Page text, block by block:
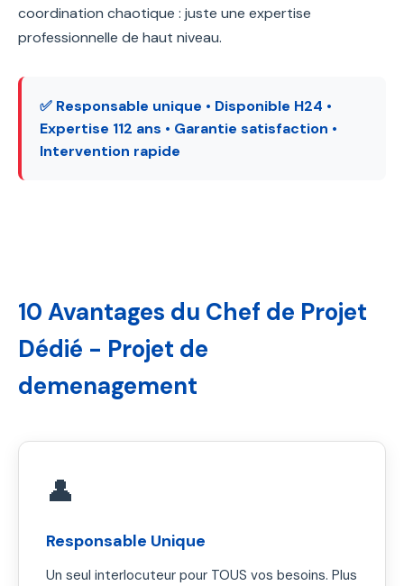
coordination chaotique : juste une expertise
professionnelle de haut niveau.
✅ Responsable unique • Disponible H24 •
Expertise 112 ans • Garantie satisfaction •
Intervention rapide
10 Avantages du Chef de Projet
Dédié - Projet de
demenagement
👤
Responsable Unique
Un seul interlocuteur pour TOUS vos besoins. Plus